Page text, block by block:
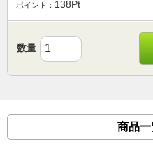
ポイント： 138Pt
数量
商品